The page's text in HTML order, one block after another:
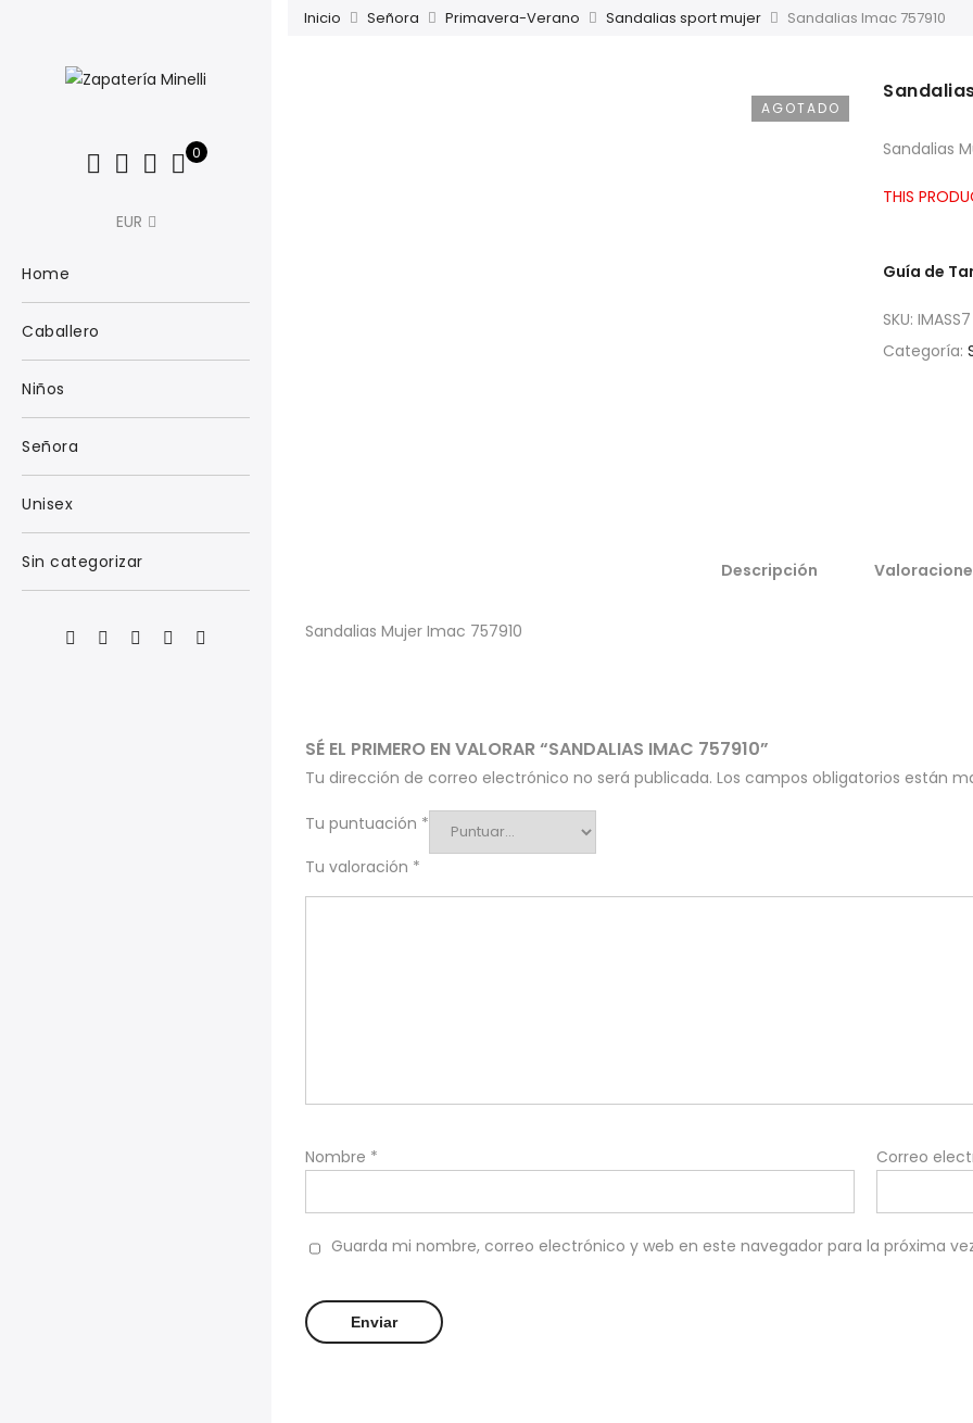
0
EUR
Home
Caballero
Niños
Señora
Unisex
Sin categorizar
Inicio Señora Primavera-Verano Sandalias sport mujer Sandalias Imac 757910
AGOTADO
Sandalias
THIS
Guía de
SKU: IMASS7
Categoría:
Descripción
Sandalias Mujer Imac 757910
SÉ EL PRIMERO EN VALORAR “SANDALIAS IMAC 757910”
Tu dirección de correo electrónico no será publicada. Los campos obligatorios están
Tu puntuación *
Tu valoración *
Nombre * Correo
Guarda mi nombre, correo electrónico y web en este navegador para la próxima